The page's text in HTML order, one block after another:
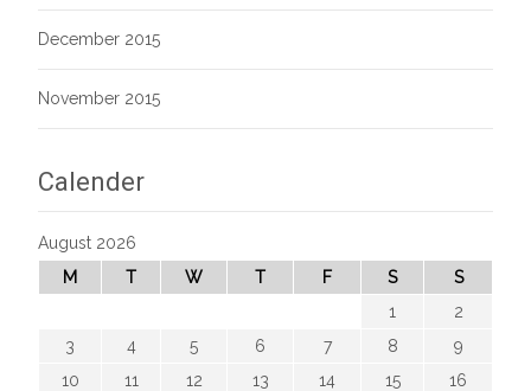
December 2015
November 2015
Calender
August 2026
M
T W T F S
S
1
2
3
4 5 6 7 8
9
10
11 12 13 14 15
16